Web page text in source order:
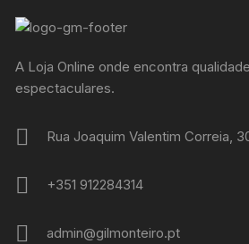
A Loja Online onde encontra
espectaculares.
Rua Joaquim Valentim Correia,
+351 912284314
admin@gilmonteiro.pt